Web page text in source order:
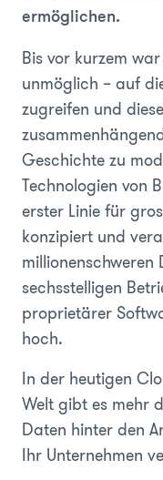
ermöglichen.
Bis vor kurzem
unmöglich – auf
zugreifen und
Geschichte zu
Technologien von
erster Linie für
konzipiert und
sechsstelligen
proprietärer
hoch.
In der heutigen
Welt gibt es mehr
Daten hinter den
Ihr Unternehmen